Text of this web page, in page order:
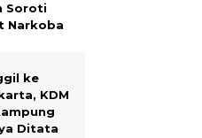
Soroti
Narkoba
ke
KDM
Ditata